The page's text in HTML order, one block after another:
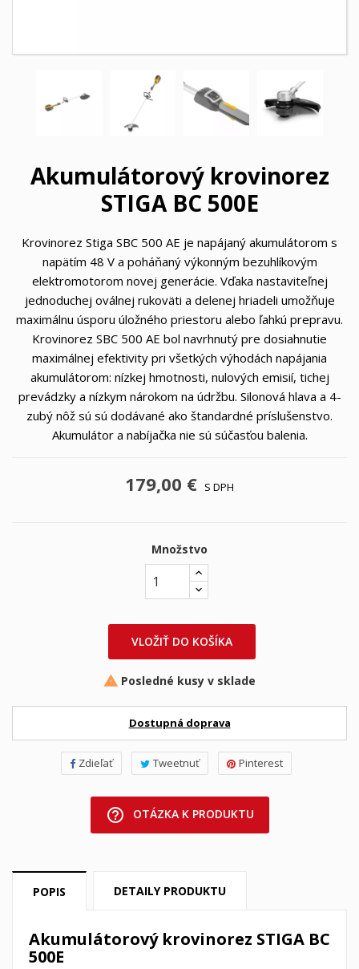
Akumulátorový krovinorez
STIGA BC 500E
Krovinorez Stiga SBC 500 AE je napájaný akumulátorom s
napätím 48 V a poháňaný výkonným bezuhlíkovým
elektromotorom novej generácie. Vďaka nastaviteľnej
jednoduchej oválnej rukoväti a delenej hriadeli umožňuje
maximálnu úsporu úložného priestoru alebo ľahkú prepravu.
Krovinorez SBC 500 AE bol navrhnutý pre dosiahnutie
maximálnej efektivity pri všetkých výhodách napájania
akumulátorom: nízkej hmotnosti, nulových emisií, tichej
prevádzky a nízkym nárokom na údržbu. Silonová hlava a 4-
zubý nôž sú sú dodávané ako štandardné príslušenstvo.
Akumulátor a nabíjačka nie sú súčasťou balenia.
179,00 € S DPH
Množstvo
VLOŽIŤ DO KOŠÍKA
 Posledné kusy v sklade
Dostupná doprava
Zdieľať Tweetnuť Pinterest
help_outline OTÁZKA K PRODUKTU
POPIS DETAILY PRODUKTU
Akumulátorový krovinorez STIGA BC
500E